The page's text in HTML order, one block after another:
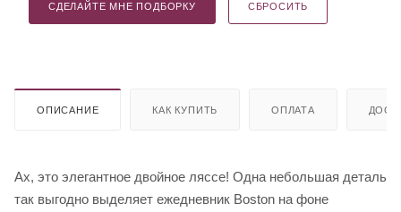
СДЕЛАЙТЕ МНЕ ПОДБОРКУ СБРОСИТЬ
ОПИСАНИЕ КАК КУПИТЬ ОПЛАТА
Ах, это элегантное двойное ляссе! Одна небольшая деталь
так выгодно выделяет ежедневник Boston на фоне